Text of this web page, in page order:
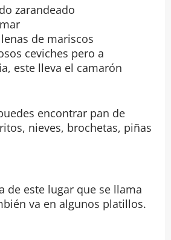
zarandeado
de mariscos
ceviches pero a
este lleva el camarón
encontrar pan de
nieves, brochetas, piñas
de este lugar que se llama
va en algunos platillos.